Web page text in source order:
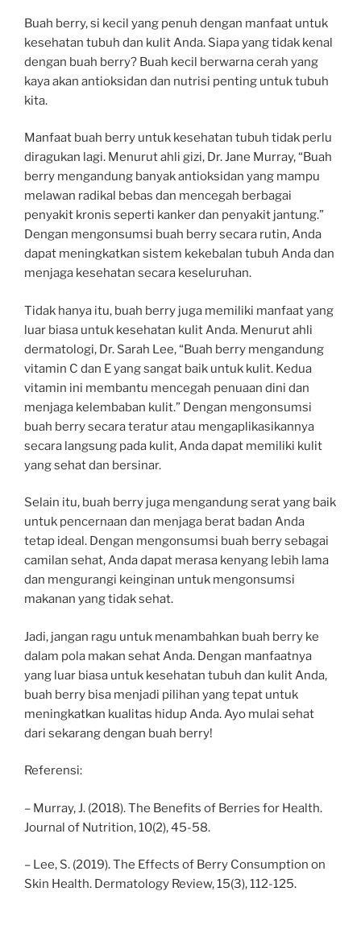
Buah berry, si kecil yang penuh dengan manfaat untuk
kesehatan tubuh dan kulit Anda. Siapa yang tidak kenal
dengan buah berry? Buah kecil berwarna cerah yang
kaya akan antioksidan dan nutrisi penting untuk tubuh
kita.
Manfaat buah berry untuk kesehatan tubuh tidak perlu
diragukan lagi. Menurut ahli gizi, Dr. Jane Murray, “Buah
berry mengandung banyak antioksidan yang mampu
melawan radikal bebas dan mencegah berbagai
penyakit kronis seperti kanker dan penyakit jantung.”
Dengan mengonsumsi buah berry secara rutin, Anda
dapat meningkatkan sistem kekebalan tubuh Anda dan
menjaga kesehatan secara keseluruhan.
Tidak hanya itu, buah berry juga memiliki manfaat yang
luar biasa untuk kesehatan kulit Anda. Menurut ahli
dermatologi, Dr. Sarah Lee, “Buah berry mengandung
vitamin C dan E yang sangat baik untuk kulit. Kedua
vitamin ini membantu mencegah penuaan dini dan
menjaga kelembaban kulit.” Dengan mengonsumsi
buah berry secara teratur atau mengaplikasikannya
secara langsung pada kulit, Anda dapat memiliki kulit
yang sehat dan bersinar.
Selain itu, buah berry juga mengandung serat yang baik
untuk pencernaan dan menjaga berat badan Anda
tetap ideal. Dengan mengonsumsi buah berry sebagai
camilan sehat, Anda dapat merasa kenyang lebih lama
dan mengurangi keinginan untuk mengonsumsi
makanan yang tidak sehat.
Jadi, jangan ragu untuk menambahkan buah berry ke
dalam pola makan sehat Anda. Dengan manfaatnya
yang luar biasa untuk kesehatan tubuh dan kulit Anda,
buah berry bisa menjadi pilihan yang tepat untuk
meningkatkan kualitas hidup Anda. Ayo mulai sehat
dari sekarang dengan buah berry!
Referensi:
– Murray, J. (2018). The Benefits of Berries for Health.
Journal of Nutrition, 10(2), 45-58.
– Lee, S. (2019). The Effects of Berry Consumption on
Skin Health. Dermatology Review, 15(3), 112-125.